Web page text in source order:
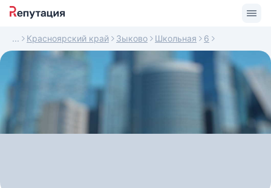
Красноярский край Зыково Школьная 6